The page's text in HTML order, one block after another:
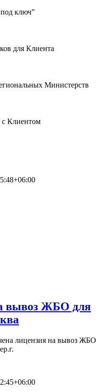
под ключ”
для Клиента
Министерств
с Клиентом
вывоз ЖБО для
лицензия на вывоз ЖБО